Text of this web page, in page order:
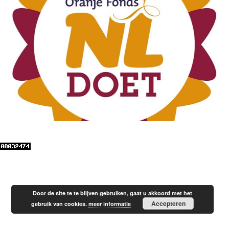
Door de site te te blijven gebruiken, gaat u akkoord met het
gebruik van cookies.meer informatie Accepteren